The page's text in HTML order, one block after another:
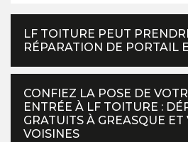
LF TOITURE PEUT
RÉPARATION DE PORTAIL
CONFIEZ LA POSE DE
ENTRÉE À LF TOITURE :
GRATUITS À GREASQUE ET
VOISINES